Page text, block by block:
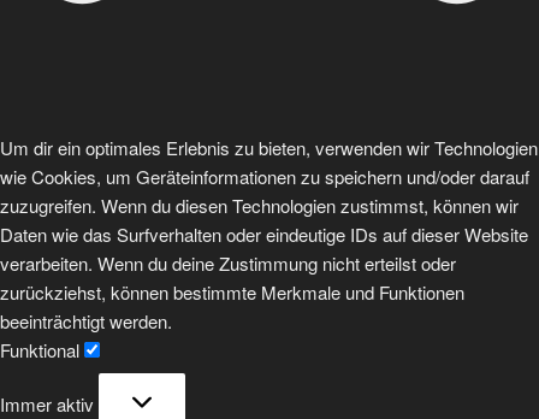
Um dir ein optimales Erlebnis zu bieten, verwenden wir Technologien
wie Cookies, um Geräteinformationen zu speichern und/oder darauf
zuzugreifen. Wenn du diesen Technologien zustimmst, können wir
Daten wie das Surfverhalten oder eindeutige IDs auf dieser Website
verarbeiten. Wenn du deine Zustimmung nicht erteilst oder
zurückziehst, können bestimmte Merkmale und Funktionen
beeinträchtigt werden.
Funktional
Immer aktiv